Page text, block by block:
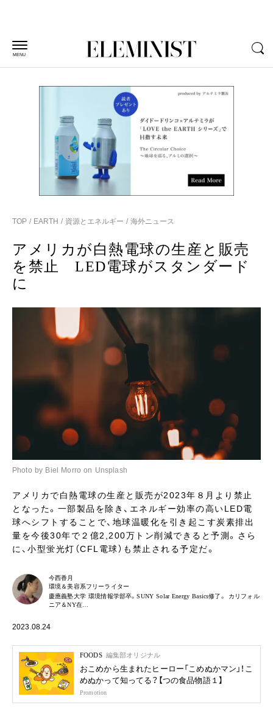
MENU
TOP EARTH 資源とエネルギー 海外ニュース
アメリカが白熱電球の生産と販売
を禁止 LED電球がスタンダード
に
Photo by Biel Morro on Unsplash
アメリカで白熱電球の生産と販売が2023年８月より禁止
となった。一部製品を除き、エネルギー効率の高いLED電
球へシフトすることで、地球温暖化を引き起こす炭素排出
量を今後30年で２億2,200万トン削減できると予測。さら
に、小型蛍光灯（CFL電球）も禁止される予定だ。
今西香月
環境＆美容系フリーライター
慶應義塾大学 環境情報学部卒。SUNY Solar Energy Basics修了。 カリフォル
ニア＆NY在…
2023.08.24
FOODS 編集部オリジナル
おこめから生まれたヒーロー「こめぬかマン」！こ
めぬかって知ってる？【つの食品物語１】
Promotion